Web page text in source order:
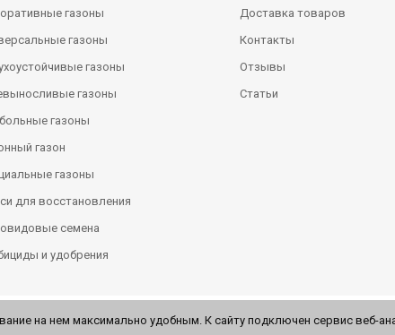
газоны
газоны
газоны
газоны
газоны
газон
газоны
для восстановления
семена
и удобрения
Доставка товаров
Контакты
Отзывы
Статьи
Политика конфиденциальности
на нем максимально удобным. К cайту подключен сервис веб-